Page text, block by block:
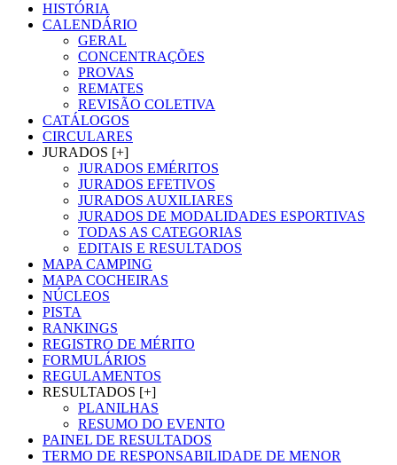
HISTÓRIA
CALENDÁRIO
GERAL
CONCENTRAÇÕES
PROVAS
REMATES
REVISÃO COLETIVA
CATÁLOGOS
CIRCULARES
JURADOS [+]
JURADOS EMÉRITOS
JURADOS EFETIVOS
JURADOS AUXILIARES
JURADOS DE MODALIDADES ESPORTIVAS
TODAS AS CATEGORIAS
EDITAIS E RESULTADOS
MAPA CAMPING
MAPA COCHEIRAS
NÚCLEOS
PISTA
RANKINGS
REGISTRO DE MÉRITO
FORMULÁRIOS
REGULAMENTOS
RESULTADOS [+]
PLANILHAS
RESUMO DO EVENTO
PAINEL DE RESULTADOS
TERMO DE RESPONSABILIDADE DE MENOR